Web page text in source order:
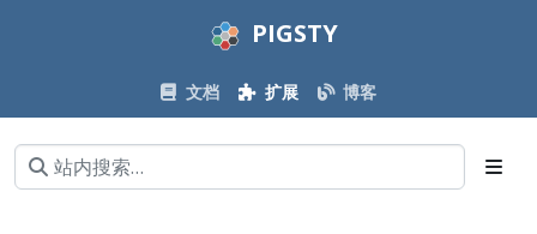
PIGSTY
文档 扩展 博客